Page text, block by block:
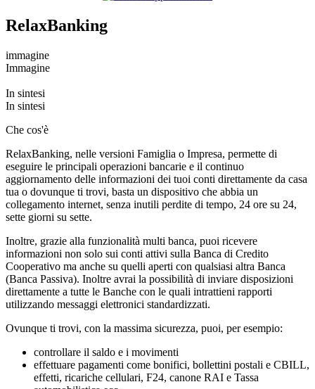
RelaxBanking
immagine
Immagine
In sintesi
In sintesi
Che cos'è
RelaxBanking, nelle versioni Famiglia o Impresa, permette di
eseguire le principali operazioni bancarie e il continuo
aggiornamento delle informazioni dei tuoi conti direttamente da casa
tua o dovunque ti trovi, basta un dispositivo che abbia un
collegamento internet, senza inutili perdite di tempo, 24 ore su 24,
sette giorni su sette.
Inoltre, grazie alla funzionalità multi banca, puoi ricevere
informazioni non solo sui conti attivi sulla Banca di Credito
Cooperativo ma anche su quelli aperti con qualsiasi altra Banca
(Banca Passiva). Inoltre avrai la possibilità di inviare disposizioni
direttamente a tutte le Banche con le quali intrattieni rapporti
utilizzando messaggi elettronici standardizzati.
Ovunque ti trovi, con la massima sicurezza, puoi, per esempio:
controllare il saldo e i movimenti
effettuare pagamenti come bonifici, bollettini postali e CBILL,
effetti, ricariche cellulari, F24, canone RAI e Tassa